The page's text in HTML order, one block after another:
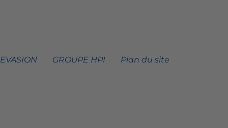
GROUPE HPI Plan du site